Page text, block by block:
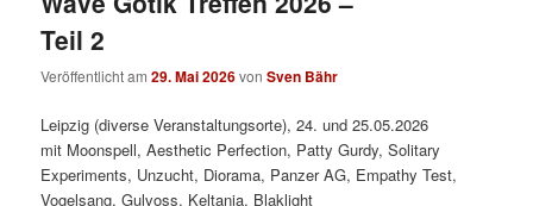
Teil 2
Veröffentlicht am29. Mai 2026vonSven Bähr
Leipzig (diverse Veranstaltungsorte), 24. und 25.05.2026
mit Moonspell, Aesthetic Perfection, Patty Gurdy, Solitary
Experiments, Unzucht, Diorama, Panzer AG, Empathy Test,
Vogelsang, Gulvoss, Keltania, Blaklight